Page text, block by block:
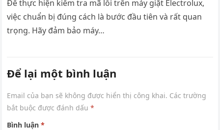
Để thực hiện kiểm tra mã lỗi trên máy giặt Electrolux,
việc chuẩn bị đúng cách là bước đầu tiên và rất quan
trọng. Hãy đảm bảo máy…
Để lại một bình luận
Email của bạn sẽ không được hiển thị công khai. Các trường
bắt buộc được đánh dấu*
Bình luận*